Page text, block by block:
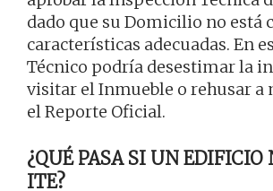
dado que su Domicilio no está
características adecuadas. En
Técnico podría desestimar la
visitar el Inmueble o rehusar
el Reporte Oficial.
¿QUÉ PASA SI UN EDIFICIO
ITE?